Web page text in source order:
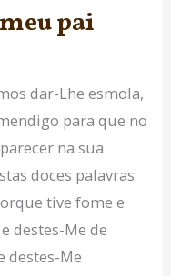
pai
dar-Lhe esmola,
para que no
na sua
doces palavras:
tive fome e
destes-Me de
destes-Me